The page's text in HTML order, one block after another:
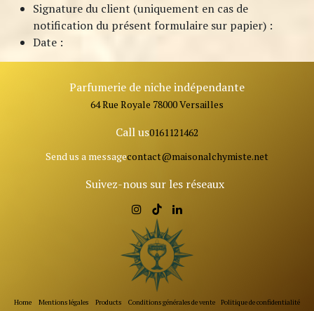
Signature du client (uniquement en cas de
notification du présent formulaire sur papier) :
Date :
Parfumerie de niche indépendante
64 Rue Royale 78000 Versailles
Call us0161121462
Send us a messagecontact@maisonalchymiste.net
Suivez-nous sur les réseaux
Home Mentions légales Products Conditions générales de vente Politique de confidentialité